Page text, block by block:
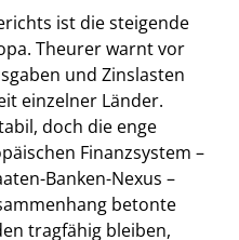
ist die steigende
Theurer warnt vor
und Zinslasten
einzelner Länder.
doch die enge
Finanzsystem –
Banken-Nexus –
betonte
tragfähig bleiben,